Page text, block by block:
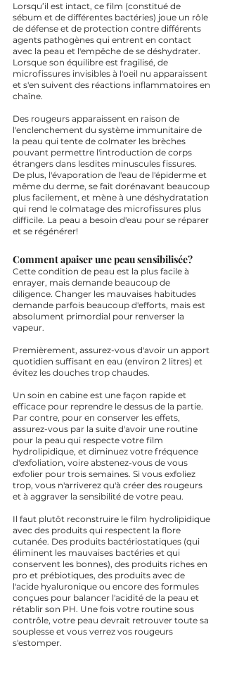
Lorsqu’il est intact, ce film (constitué de
sébum et de différentes bactéries) joue un rôle
de défense et de protection contre différents
agents pathogènes qui entrent en contact
avec la peau et l'empêche de se déshydrater.
Lorsque son équilibre est fragilisé, de
microfissures invisibles à l'oeil nu apparaissent
et s'en suivent des réactions inflammatoires en
chaîne.
Des rougeurs apparaissent en raison de
l'enclenchement du système immunitaire de
la peau qui tente de colmater les brèches
pouvant permettre l'introduction de corps
étrangers dans lesdites minuscules fissures.
De plus, l'évaporation de l'eau de l'épiderme et
même du derme, se fait dorénavant beaucoup
plus facilement, et mène à une déshydratation
qui rend le colmatage des microfissures plus
difficile. La peau a besoin d'eau pour se réparer
et se régénérer!
Comment apaiser une peau sensibilisée?
Cette condition de peau est la plus facile à
enrayer, mais demande beaucoup de
diligence. Changer les mauvaises habitudes
demande parfois beaucoup d'efforts, mais est
absolument primordial pour renverser la
vapeur.
Premièrement, assurez-vous d'avoir un apport
quotidien suffisant en eau (environ 2 litres) et
évitez les douches trop chaudes.
Un soin en cabine est une façon rapide et
efficace pour reprendre le dessus de la partie.
Par contre, pour en conserver les effets,
assurez-vous par la suite d'avoir une routine
pour la peau qui respecte votre film
hydrolipidique, et diminuez votre fréquence
d'exfoliation, voire abstenez-vous de vous
exfolier pour trois semaines. Si vous exfoliez
trop, vous n'arriverez qu'à créer des rougeurs
et à aggraver la sensibilité de votre peau.
Il faut plutôt reconstruire le film hydrolipidique
avec des produits qui respectent la flore
cutanée. Des produits bactériostatiques (qui
éliminent les mauvaises bactéries et qui
conservent les bonnes), des produits riches en
pro et prébiotiques, des produits avec de
l'acide hyaluronique ou encore des formules
conçues pour balancer l'acidité de la peau et
rétablir son PH. Une fois votre routine sous
contrôle, votre peau devrait retrouver toute sa
souplesse et vous verrez vos rougeurs
s'estomper.